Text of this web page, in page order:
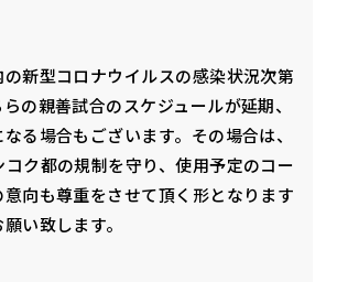
の新型コロナウイルスの感染状況次第
の親善試合のスケジュールが延期、
る場合もございます。その場合は、
ク都の規制を守り、使用予定のコー
意向も尊重をさせて頂く形となります
い致します。